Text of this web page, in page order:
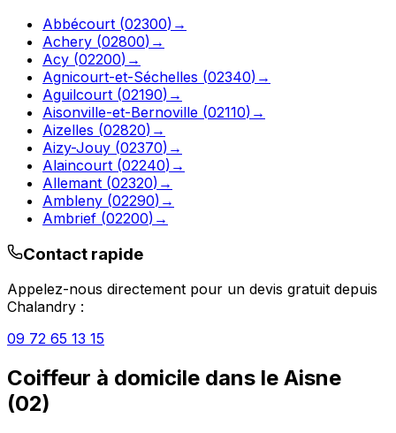
Abbécourt (02300) →
Achery (02800) →
Acy (02200) →
Agnicourt-et-Séchelles (02340) →
Aguilcourt (02190) →
Aisonville-et-Bernoville (02110) →
Aizelles (02820) →
Aizy-Jouy (02370) →
Alaincourt (02240) →
Allemant (02320) →
Ambleny (02290) →
Ambrief (02200) →
Contact rapide
Appelez-nous directement pour un devis gratuit depuis
Chalandry :
09 72 65 13 15
Coiffeur à domicile dans le Aisne
(02)